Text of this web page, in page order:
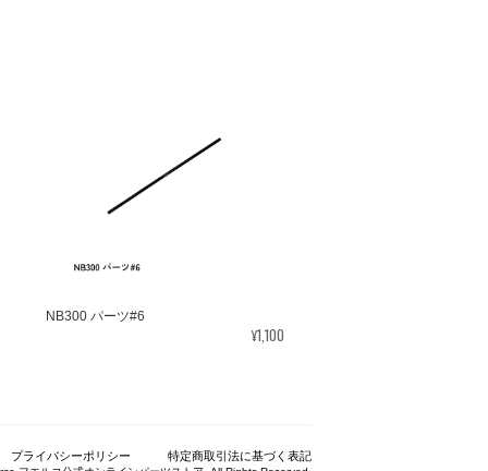
NB300 パーツ#6
¥1,100
プライバシーポリシー 特定商取引法に基づく表記